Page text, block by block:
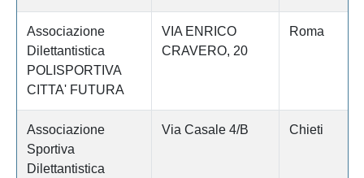
Associazione
Dilettantistica
POLISPORTIVA
CITTA' FUTURA
VIA ENRICO
CRAVERO, 20
Roma
Associazione
Sportiva
Dilettantistica
Via Casale 4/B Chieti